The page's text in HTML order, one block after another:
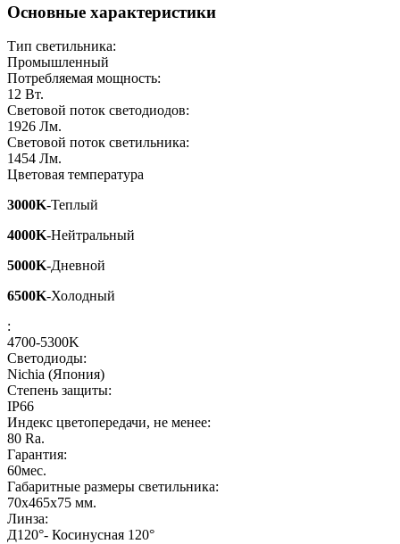
Основные характеристики
Тип светильника:
Промышленный
Потребляемая мощность:
12 Вт.
Световой поток светодиодов:
1926 Лм.
Световой поток светильника:
1454 Лм.
Цветовая температура
3000K-Теплый
4000K-Нейтральный
5000K-Дневной
6500K-Холодный
:
4700-5300K
Светодиоды:
Nichia (Япония)
Степень защиты:
IP66
Индекс цветопередачи, не менее:
80 Ra.
Гарантия:
60мес.
Габаритные размеры светильника:
70х465х75 мм.
Линза:
Д120°- Косинусная 120°